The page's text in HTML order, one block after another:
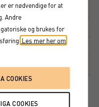
NASDAQ STOCKHOLM AB
er nødvendige for at
Andre
og brukes for
Les mer her om